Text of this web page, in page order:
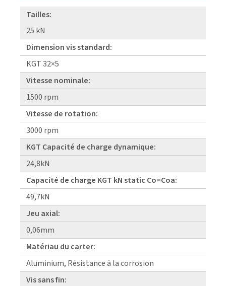
Tailles:
25 kN
Dimension vis standard:
KGT 32×5
Vitesse nominale:
1500 rpm
Vitesse de rotation:
3000 rpm
KGT Capacité de charge dynamique:
24,8kN
Capacité de charge KGT kN static Co=Coa:
49,7kN
Jeu axial:
0,06mm
Matériau du carter:
Aluminium, Résistance à la corrosion
Vis sans fin: